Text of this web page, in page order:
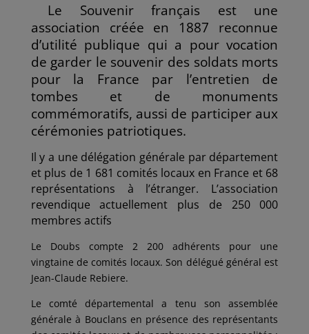
Le Souvenir français est une
association créée en 1887 reconnue
d’utilité publique qui a pour vocation
de garder le souvenir des soldats morts
pour la France par l’entretien de
tombes et de monuments
commémoratifs, aussi de participer aux
cérémonies patriotiques.
Il y a une délégation générale par département
et plus de 1 681 comités locaux en France et 68
représentations à l’étranger. L’association
revendique actuellement plus de 250 000
membres actifs
Le Doubs compte 2 200 adhérents pour une
vingtaine de comités locaux. Son délégué général est
Jean-Claude Rebiere.
Le comté départemental a tenu son assemblée
générale à Bouclans en présence des représentants